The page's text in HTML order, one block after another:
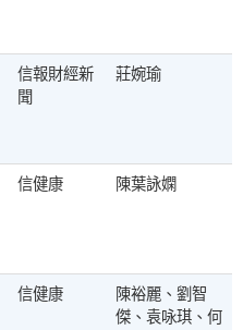
信報財經新
聞
莊婉瑜
信健康 陳葉詠嫻
信健康
陳裕麗、劉智
傑、袁咏琪、何